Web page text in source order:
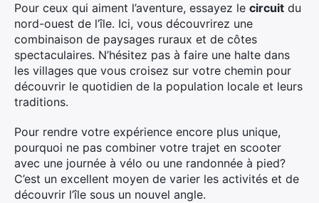
Pour ceux qui aiment l’aventure, essayez le circuit du
nord-ouest de l’île. Ici, vous découvrirez une
combinaison de paysages ruraux et de côtes
spectaculaires. N’hésitez pas à faire une halte dans
les villages que vous croisez sur votre chemin pour
découvrir le quotidien de la population locale et leurs
traditions.
Pour rendre votre expérience encore plus unique,
pourquoi ne pas combiner votre trajet en scooter
avec une journée à vélo ou une randonnée à pied?
C’est un excellent moyen de varier les activités et de
découvrir l’île sous un nouvel angle.